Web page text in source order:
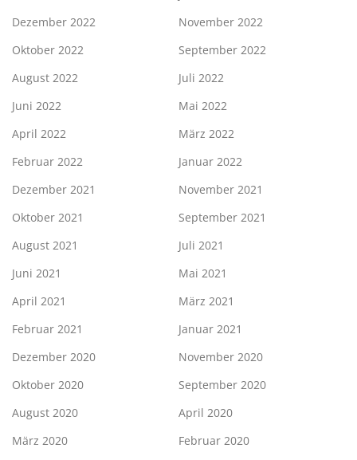
Dezember 2022
November 2022
Oktober 2022
September 2022
August 2022
Juli 2022
Juni 2022
Mai 2022
April 2022
März 2022
Februar 2022
Januar 2022
Dezember 2021
November 2021
Oktober 2021
September 2021
August 2021
Juli 2021
Juni 2021
Mai 2021
April 2021
März 2021
Februar 2021
Januar 2021
Dezember 2020
November 2020
Oktober 2020
September 2020
August 2020
April 2020
März 2020
Februar 2020